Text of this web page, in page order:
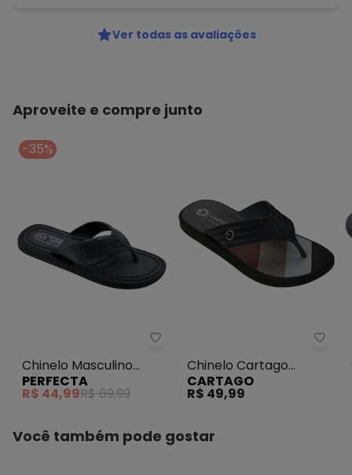
Ver todas as avaliações
Aproveite e compre junto
-35%
Perfecta - Chinelo Masculino
Chinelo Masculino
Preto com Cabedal
Vazado
PERFECTA
R$ 44,99R$ 69,99
Chinelo Cartago
Montreal (Preto)
CARTAGO
R$ 49,99
Você também pode gostar